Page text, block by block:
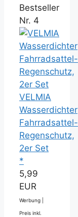
Bestseller
Nr. 4
VELMIA
Wasserdichter
Fahrradsattel-
Regenschutz,
2er Set
*
5,99
EUR
Werbung |
Preis inkl.